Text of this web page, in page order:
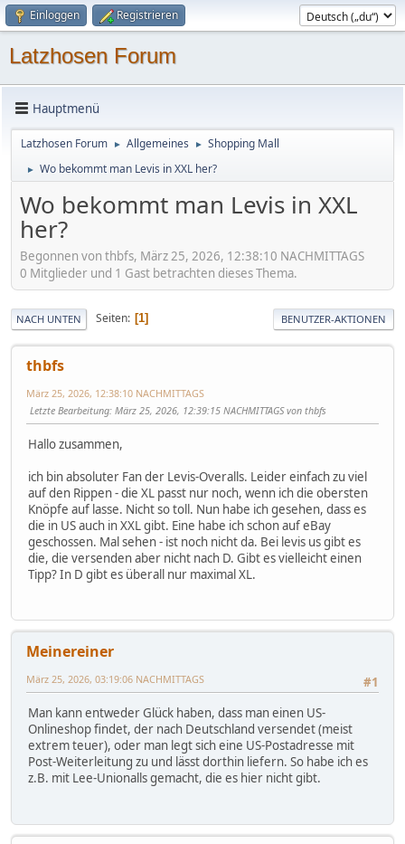
Einloggen Registrieren
Latzhosen Forum
Hauptmenü
Latzhosen Forum ► Allgemeines ► Shopping Mall
► Wo bekommt man Levis in XXL her?
Wo bekommt man Levis in XXL
her?
Begonnen von thbfs, März 25, 2026, 12:38:10 NACHMITTAGS
0 Mitglieder und 1 Gast betrachten dieses Thema.
NACH UNTEN Seiten 1 BENUTZER-AKTIONEN
thbfs
März 25, 2026, 12:38:10 NACHMITTAGS
Letzte Bearbeitung: März 25, 2026, 12:39:15 NACHMITTAGS von thbfs
Hallo zusammen,
ich bin absoluter Fan der Levis-Overalls. Leider einfach zu viel
auf den Rippen - die XL passt nur noch, wenn ich die obersten
Knöpfe auf lasse. Nicht so toll. Nun habe ich gesehen, dass es
die in US auch in XXL gibt. Eine habe ich schon auf eBay
geschossen. Mal sehen - ist noch nicht da. Bei levis us gibt es
die, die versenden aber nicht nach D. Gibt es vielleicht einen
Tipp? In D gibt es überall nur maximal XL.
Meinereiner
#1
März 25, 2026, 03:19:06 NACHMITTAGS
Man kann entweder Glück haben, dass man einen US-
Onlineshop findet, der nach Deutschland versendet (meist
extrem teuer), oder man legt sich eine US-Postadresse mit
Post-Weiterleitung zu und lässt dorthin liefern. So habe ich es
z.B. mit Lee-Unionalls gemacht, die es hier nicht gibt.